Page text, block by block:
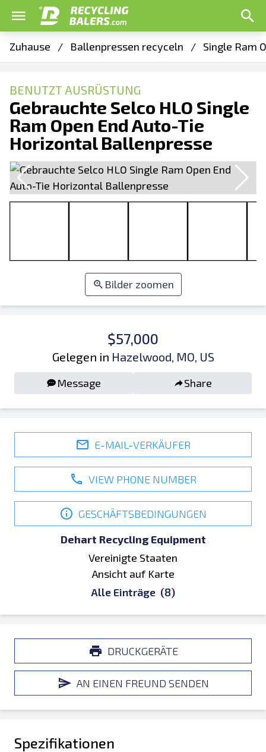
Zuhause / Ballenpressen recyceln / Single Ram
BENUTZT AUSRÜSTUNG
Gebrauchte Selco HLO Single
Ram Open End Auto-Tie
Horizontal Ballenpresse
Bilder zoomen
$57,000
Gelegen in Hazelwood, MO, US
Message Share
E-MAIL-VERKÄUFER
VIEW PHONE NUMBER
GESCHÄFTSBEDINGUNGEN
Dehart Recycling Equipment
Vereinigte Staaten
Ansicht auf Karte
Alle Einträge (8)
DRUCKGERÄTE
AN EINEN FREUND SENDEN
Spezifikationen